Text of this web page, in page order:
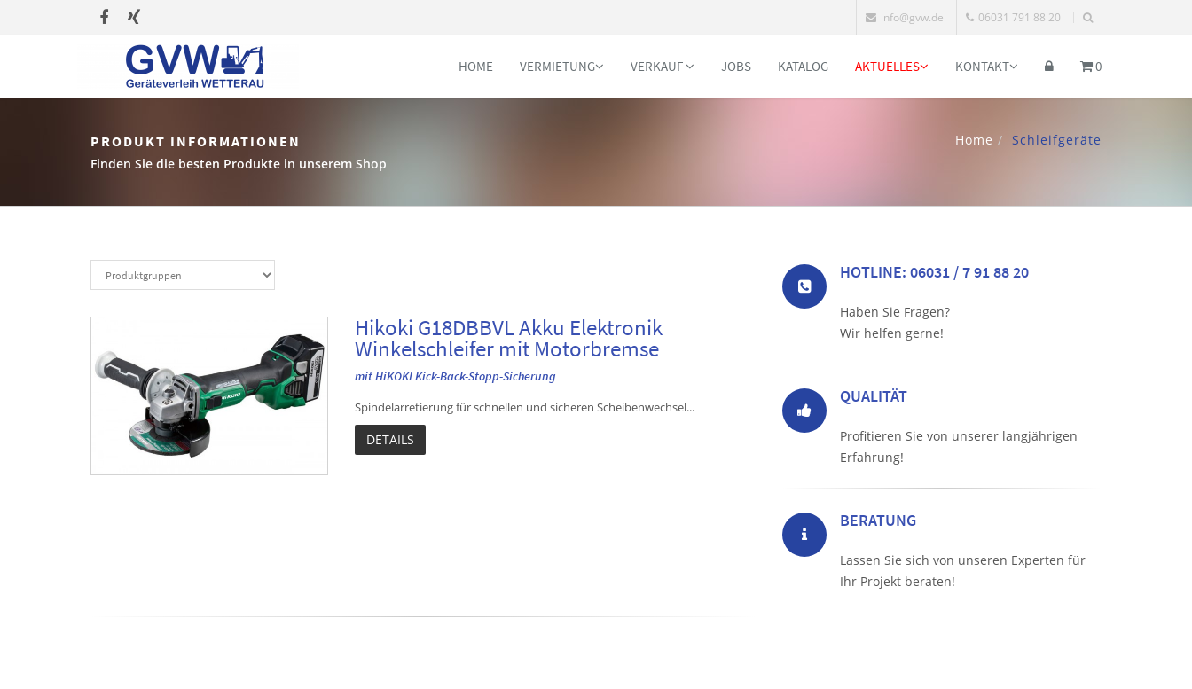
info@gvw.de 06031 791 88 20
HOME VERMIETUNG VERKAUF JOBS KATALOG AKTUELLES KONTAKT 0
PRODUKT INFORMATIONEN
Finden Sie die besten Produkte in unserem Shop
Home Schleifgeräte
Hikoki G18DBBVL Akku Elektronik
Winkelschleifer mit Motorbremse
mit HiKOKI Kick-Back-Stopp-Sicherung
Spindelarretierung für schnellen und sicheren Scheibenwechsel...
DETAILS
HOTLINE: 06031 / 7 91 88 20
Haben Sie Fragen?
Wir helfen gerne!
QUALITÄT
Profitieren Sie von unserer langjährigen
Erfahrung!
BERATUNG
Lassen Sie sich von unseren Experten für
Ihr Projekt beraten!